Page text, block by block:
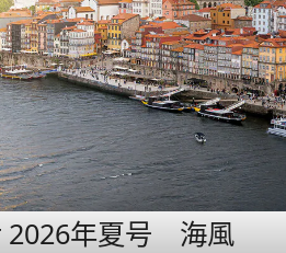
2026年夏号 海風